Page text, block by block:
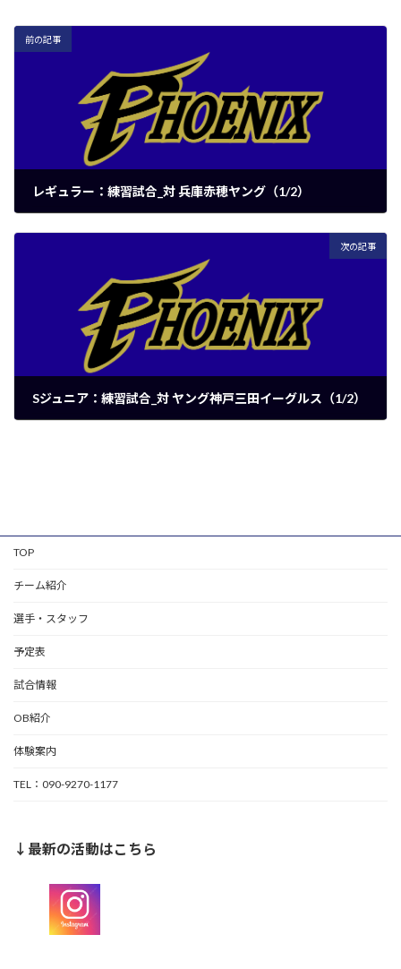
前の記事
レギュラー：練習試合_対 兵庫赤穂ヤング（1/2）
次の記事
Sジュニア：練習試合_対 ヤング神戸三田イーグルス（1/2）
TOP
チーム紹介
選手・スタッフ
予定表
試合情報
OB紹介
体験案内
TEL：090-9270-1177
↓最新の活動はこちら